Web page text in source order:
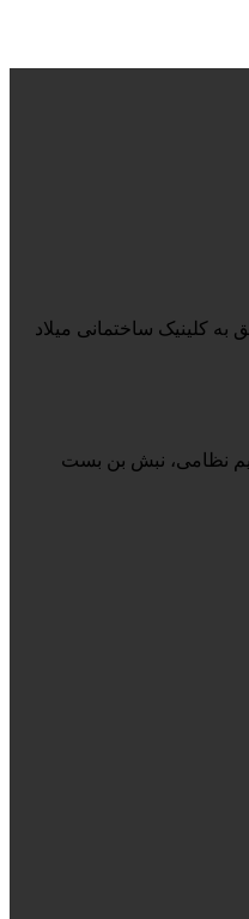
کلینیک ساختمانی میلاد
نظامی، نبش بن بست